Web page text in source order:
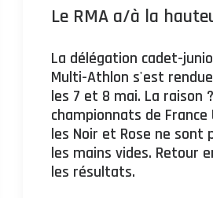
Le RMA a/à la
La délégation cadet-
Multi-Athlon s'est
les 7 et 8 mai. La raison
championnats de France
les Noir et Rose ne sont
les mains vides. Retour
les résultats.